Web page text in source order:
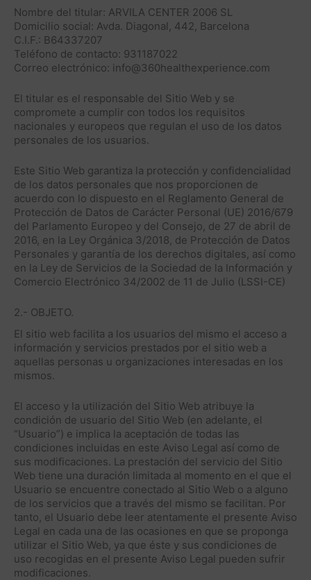
Nombre del titular: ARVILA CENTER 2006 SL
Domicilio social: Avda. Diagonal, 442, Barcelona
C.I.F.: B64337207
Teléfono de contacto: 931187022
Correo electrónico: info@360healthexperience.com
El titular es el responsable del Sitio Web y se
compromete a cumplir con todos los requisitos
nacionales y europeos que regulan el uso de los datos
personales de los usuarios.
Este Sitio Web garantiza la protección y confidencialidad
de los datos personales que nos proporcionen de
acuerdo con lo dispuesto en el Reglamento General de
Protección de Datos de Carácter Personal (UE) 2016/679
del Parlamento Europeo y del Consejo, de 27 de abril de
2016, en la Ley Orgánica 3/2018, de Protección de Datos
Personales y garantía de los derechos digitales, así como
en la Ley de Servicios de la Sociedad de la Información y
Comercio Electrónico 34/2002 de 11 de Julio (LSSI-CE)
2.- OBJETO.
El sitio web facilita a los usuarios del mismo el acceso a
información y servicios prestados por el sitio web a
aquellas personas u organizaciones interesadas en los
mismos.
El acceso y la utilización del Sitio Web atribuye la
condición de usuario del Sitio Web (en adelante, el
“Usuario”) e implica la aceptación de todas las
condiciones incluidas en este Aviso Legal así como de
sus modificaciones. La prestación del servicio del Sitio
Web tiene una duración limitada al momento en el que el
Usuario se encuentre conectado al Sitio Web o a alguno
de los servicios que a través del mismo se facilitan. Por
tanto, el Usuario debe leer atentamente el presente Aviso
Legal en cada una de las ocasiones en que se proponga
utilizar el Sitio Web, ya que éste y sus condiciones de
uso recogidas en el presente Aviso Legal pueden sufrir
modificaciones.